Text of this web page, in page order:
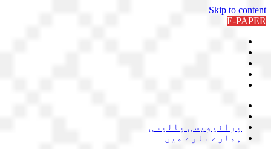
Skip to content
E-PAPER
پرائیویسی پالیسی
ہمارے بارے میں